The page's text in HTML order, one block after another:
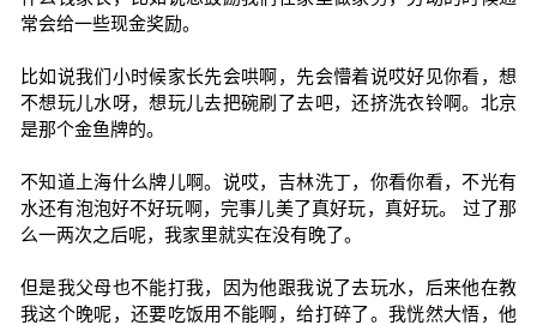
常会给一些现金奖励。
比如说我们小时候家长先会哄啊，先会懵着说哎好见你看，想
不想玩儿水呀，想玩儿去把碗刷了去吧，还挤洗衣铃啊。北京
是那个金鱼牌的。
不知道上海什么牌儿啊。说哎，吉林洗丁，你看你看，不光有
水还有泡泡好不好玩啊，完事儿美了真好玩，真好玩。 过了那
么一两次之后呢，我家里就实在没有晚了。
但是我父母也不能打我，因为他跟我说了去玩水，后来他在教
我这个晚呢，还要吃饭用不能啊，给打碎了。我恍然大悟，他